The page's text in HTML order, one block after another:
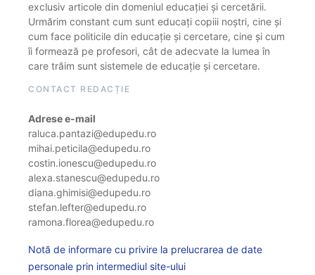
exclusiv articole din domeniul educației și cercetării.
Urmărim constant cum sunt educați copiii noștri, cine și
cum face politicile din educație și cercetare, cine și cum
îi formează pe profesori, cât de adecvate la lumea în
care trăim sunt sistemele de educație și cercetare.
CONTACT REDACȚIE
Adrese e-mail
raluca.pantazi@edupedu.ro
mihai.peticila@edupedu.ro
costin.ionescu@edupedu.ro
alexa.stanescu@edupedu.ro
diana.ghimisi@edupedu.ro
stefan.lefter@edupedu.ro
ramona.florea@edupedu.ro
Notă de informare cu privire la prelucrarea de date
personale prin intermediul site-ului